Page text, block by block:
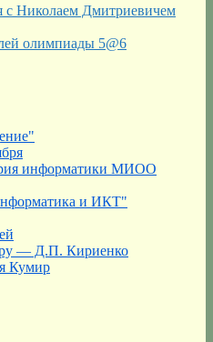
с Николаем Дмитриевичем
олимпиады 5@6
информатики МИОО
и ИКТ"
— Д.П. Кириенко
Кумир